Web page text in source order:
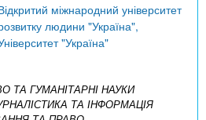
міжнародний університет
людини "Україна",
"Україна"
ТА ГУМАНІТАРНІ НАУКИ
ТА ІНФОРМАЦІЯ